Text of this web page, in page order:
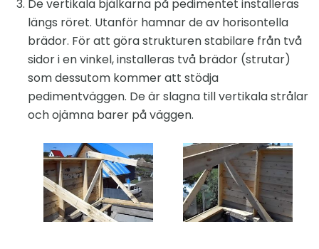
De vertikala bjälkarna på pedimentet installeras
längs röret. Utanför hamnar de av horisontella
brädor. För att göra strukturen stabilare från två
sidor i en vinkel, installeras två brädor (strutar)
som dessutom kommer att stödja
pedimentväggen. De är slagna till vertikala strålar
och ojämna barer på väggen.